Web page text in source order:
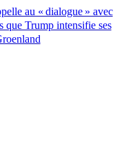
au « dialogue » avec
que Trump intensifie ses